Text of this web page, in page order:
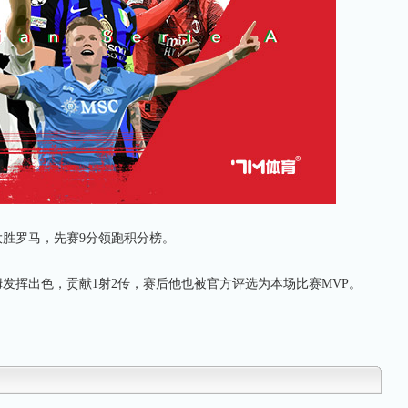
马，先赛9分领跑积分榜。
出色，贡献1射2传，赛后他也被官方评选为本场比赛MVP。